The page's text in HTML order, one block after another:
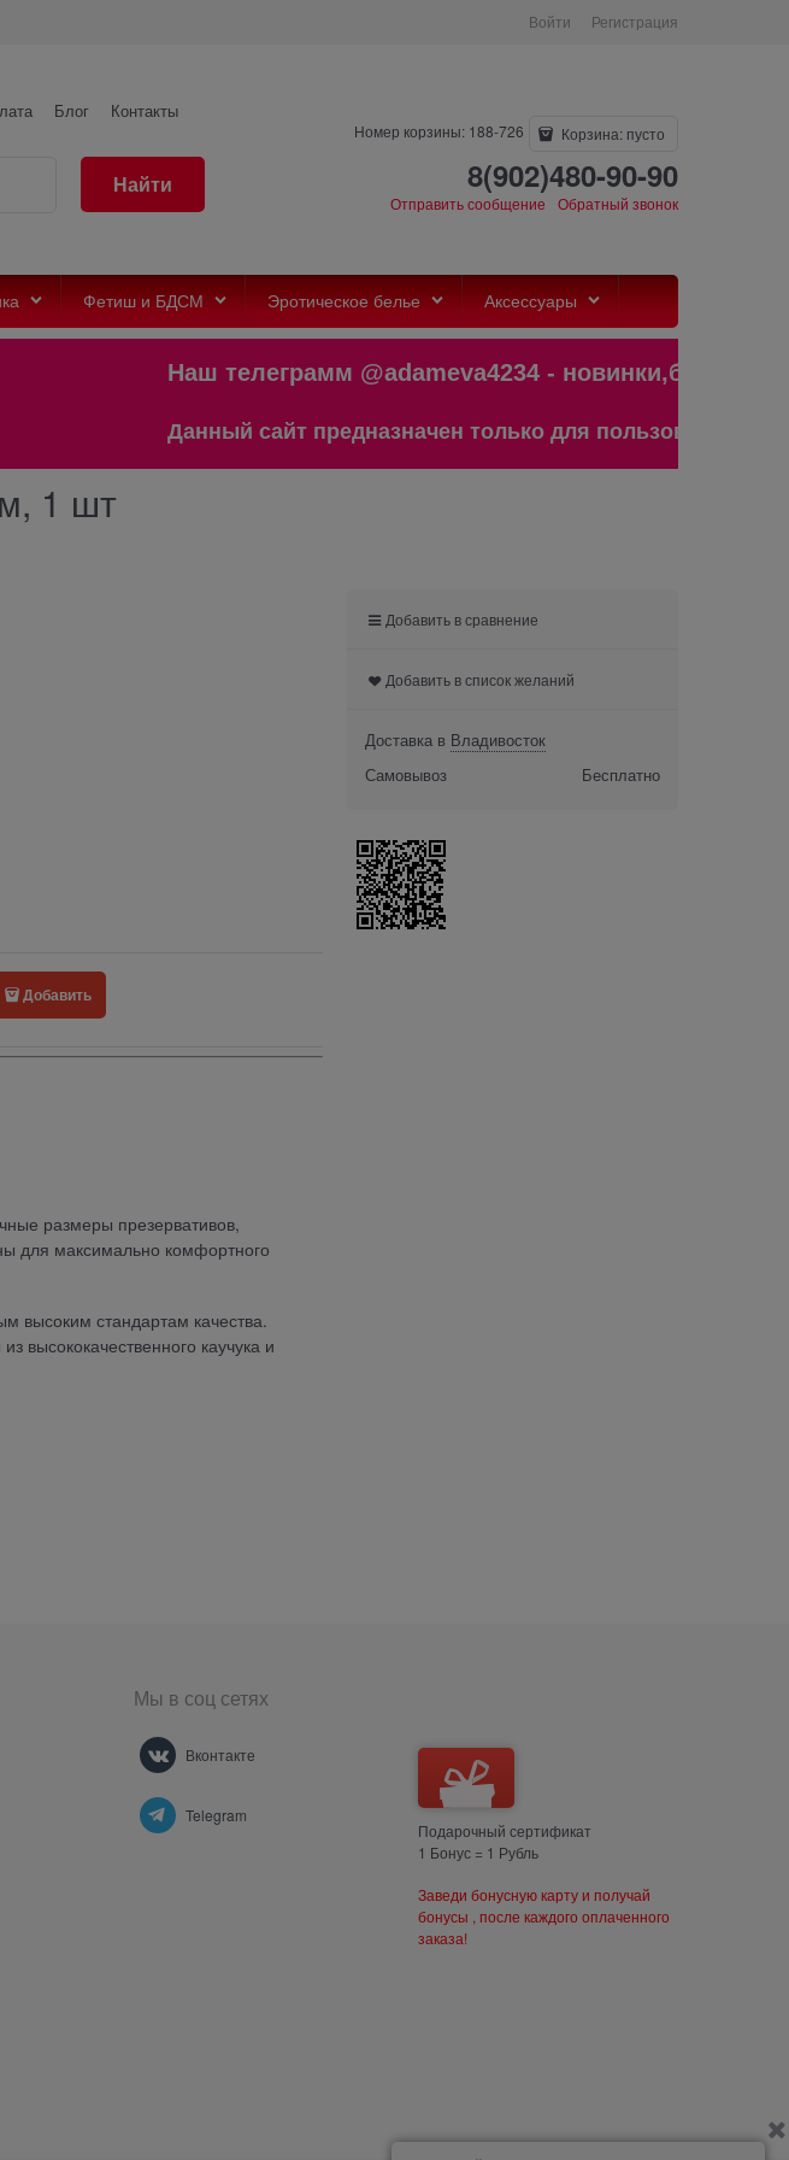
Войти Регистрация
Блог
Контакты
Найти
Номер корзины: 188-726 Корзина: пусто
8(902)480-90-90
Отправить сообщение Обратный звонок
Фетиш и БДСМ Эротическое белье Аксессуары
Наш телеграмм @adameva4234 -
Данный сайт предназначен только для пользователей
1 шт
Добавить
размеры презервативов,
для максимально комфортного
высоким стандартам качества.
высококачественного каучука и
Добавить в сравнение
Добавить в список желаний
Доставка в Владивосток
Самовывоз
Бесплатно
Мы в соц сетях
Вконтакте
Telegram
Подарочный сертификат
1 Бонус = 1 Рубль
Заведи бонусную карту и получай
бонусы , после каждого оплаченного
заказа!